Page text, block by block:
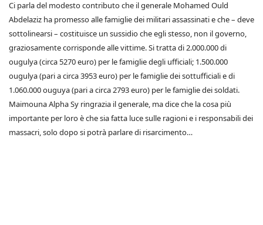
Ci parla del modesto contributo che il generale Mohamed Ould
Abdelaziz ha promesso alle famiglie dei militari assassinati e che – deve
sottolinearsi – costituisce un sussidio che egli stesso, non il governo,
graziosamente corrisponde alle vittime. Si tratta di 2.000.000 di
ougulya (circa 5270 euro) per le famiglie degli ufficiali; 1.500.000
ougulya (pari a circa 3953 euro) per le famiglie dei sottufficiali e di
1.060.000 ouguya (pari a circa 2793 euro) per le famiglie dei soldati.
Maimouna Alpha Sy ringrazia il generale, ma dice che la cosa più
importante per loro è che sia fatta luce sulle ragioni e i responsabili dei
massacri, solo dopo si potrà parlare di risarcimento…